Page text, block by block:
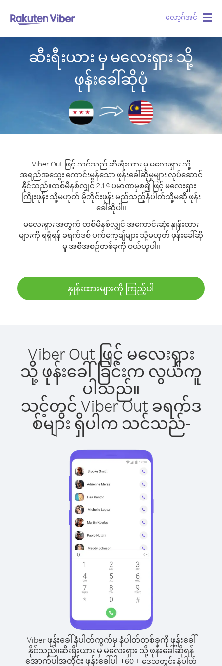
လော့ဂ်အင်
ဆီးရီးယား မှ မလေးရှား သို့
ဖုန်းခေါ်ဆိုပုံ
Viber Out ဖြင့် သင်သည် ဆီးရီးယား မှ မလေးရှား သို့
အရည်အသွေး ကောင်းမွန်သော ဖုန်းခေါ်ဆိုမှုများ လုပ်ဆောင်
နိုင်သည်။တစ်မိနစ်လျှင် 2.1 ¢ ပမာဏမှစ၍ ဖြင့် မလေးရှား -
ကြိုးဖုန်း သို့မဟုတ် မိုဘိုင်းဖုန်း မည်သည့်နံပါတ်သို့မဆို ဖုန်း
ခေါ်ဆိုပါ။
မလေးရှား အတွက် တစ်မိနစ်လျှင် အကောင်းဆုံး နှုန်းထား
များကို ရရှိရန် ခရက်ဒစ် ပက်ကေ့ချ်များ သို့မဟုတ် ဖုန်းခေါ်ဆို
မှု အစီအစဉ်တစ်ခုကို ဝယ်ယူပါ။
နှုန်းထားများကို ကြည့်ပါ
Viber Out ဖြင့် မလေးရှား
သို့ ဖုန်းခေါ်ခြင်းက လွယ်ကူ
ပါသည်။
သင့်တွင် Viber Out ခရက်ဒ
စ်များ ရှိပါက သင်သည်-
Viber ဖုန်းခေါ်နံပါတ်ကွက်မှ နံပါတ်တစ်ခုကို ဖုန်းခေါ်
နိုင်သည်။ဆီးရီးယား မှ မလေးရှား သို့ ဖုန်းခေါ်ဆိုရန်
အောက်ပါအတိုင်း ဖုန်းခေါ်ပါ-+60 + ဒေသတွင်း နံပါတ်